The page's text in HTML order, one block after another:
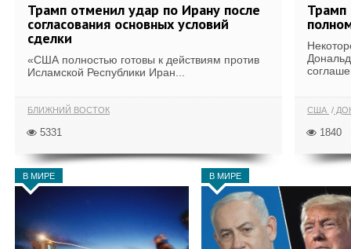
Трамп отменил удар по Ирану после
согласования основных условий
сделки
«США полностью готовы к действиям против
Исламской Республики Иран...
БЛИЖНИЙ ВОСТОК
5331
Трамп
США
1840
В МИРЕ В МИРЕ